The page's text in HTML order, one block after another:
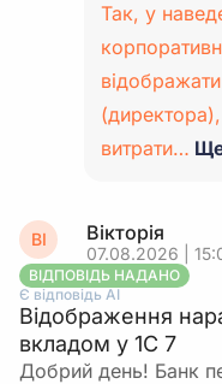
Так, у
витрати…
ВІ Вікторія
07.08.2026 |
ВІДПОВІДЬ НАДАНО
Є відповідь АІ
Відображення
вкладом у 1С 7
Добрий день! Банк